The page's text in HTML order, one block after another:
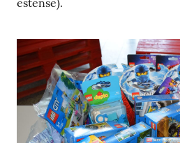
i
n
e
t
r
a